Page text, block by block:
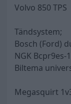
Volvo 850 TPS
Tändsystem;
Bosch (Ford)
NGK Bcpr9es-
Biltema
Megasquirt